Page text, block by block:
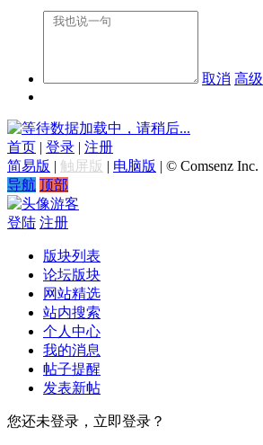
取消 高级
数据加载中，请稍后...
首页 | 登录 | 注册
简易版 | 触屏版 | 电脑版 | © Comsenz Inc.
导航 顶部
游客
登陆 注册
版块列表
论坛版块
网站精选
站内搜索
个人中心
我的消息
帖子提醒
发表新帖
您还未登录，立即登录？